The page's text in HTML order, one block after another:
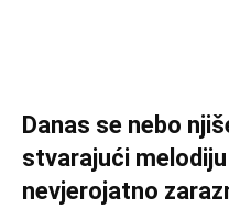
Danas se nebo
stvarajući
nevjerojatno